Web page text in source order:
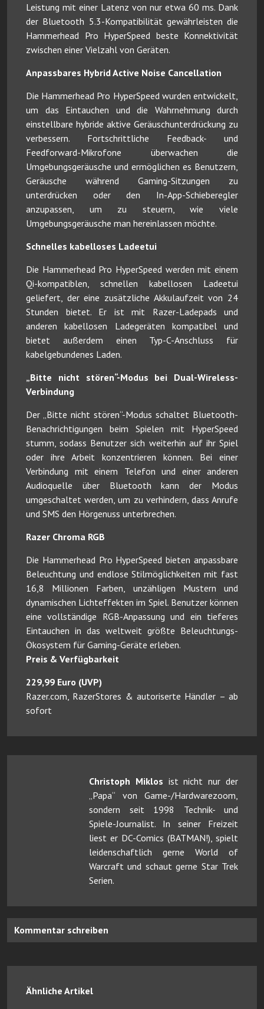
Leistung mit einer Latenz von nur etwa 60 ms. Dank
der Bluetooth 5.3-Kompatibilität gewährleisten die
Hammerhead Pro HyperSpeed beste Konnektivität
zwischen einer Vielzahl von Geräten.
Anpassbares Hybrid Active Noise Cancellation
Die Hammerhead Pro HyperSpeed wurden entwickelt,
um das Eintauchen und die Wahrnehmung durch
einstellbare hybride aktive Geräuschunterdrückung zu
verbessern. Fortschrittliche Feedback- und
Feedforward-Mikrofone überwachen die
Umgebungsgeräusche und ermöglichen es Benutzern,
Geräusche während Gaming-Sitzungen zu
unterdrücken oder den In-App-Schieberegler
anzupassen, um zu steuern, wie viele
Umgebungsgeräusche man hereinlassen möchte.
Schnelles kabelloses Ladeetui
Die Hammerhead Pro HyperSpeed werden mit einem
Qi-kompatiblen, schnellen kabellosen Ladeetui
geliefert, der eine zusätzliche Akkulaufzeit von 24
Stunden bietet. Er ist mit Razer-Ladepads und
anderen kabellosen Ladegeräten kompatibel und
bietet außerdem einen Typ-C-Anschluss für
kabelgebundenes Laden.
„Bitte nicht stören“-Modus bei Dual-Wireless-
Verbindung
Der „Bitte nicht stören“-Modus schaltet Bluetooth-
Benachrichtigungen beim Spielen mit HyperSpeed
stumm, sodass Benutzer sich weiterhin auf ihr Spiel
oder ihre Arbeit konzentrieren können. Bei einer
Verbindung mit einem Telefon und einer anderen
Audioquelle über Bluetooth kann der Modus
umgeschaltet werden, um zu verhindern, dass Anrufe
und SMS den Hörgenuss unterbrechen.
Razer Chroma RGB
Die Hammerhead Pro HyperSpeed bieten anpassbare
Beleuchtung und endlose Stilmöglichkeiten mit fast
16,8 Millionen Farben, unzähligen Mustern und
dynamischen Lichteffekten im Spiel. Benutzer können
eine vollständige RGB-Anpassung und ein tieferes
Eintauchen in das weltweit größte Beleuchtungs-
Ökosystem für Gaming-Geräte erleben.
Preis & Verfügbarkeit
229,99 Euro (UVP)
Razer.com, RazerStores & autoriserte Händler – ab
sofort
Christoph Miklos ist nicht nur der
„Papa“ von Game-/Hardwarezoom,
sondern seit 1998 Technik- und
Spiele-Journalist. In seiner Freizeit
liest er DC-Comics (BATMAN!), spielt
leidenschaftlich gerne World of
Warcraft und schaut gerne Star Trek
Serien.
Kommentar schreiben
Ähnliche Artikel